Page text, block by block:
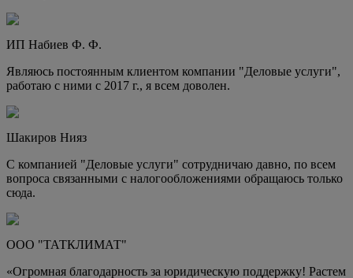
ИП Набиев Ф. Ф.
Являюсь постоянным клиентом компании "Деловые услуги",
работаю с ними с 2017 г., я всем доволен.
Шакиров Нияз
С компанией "Деловые услуги" сотрудничаю давно, по всем
вопроса связанными с налогообложениями обращаюсь только
сюда.
ООО "ТАТКЛИМАТ"
«Огромная благодарность за юридическую поддержку! Растем